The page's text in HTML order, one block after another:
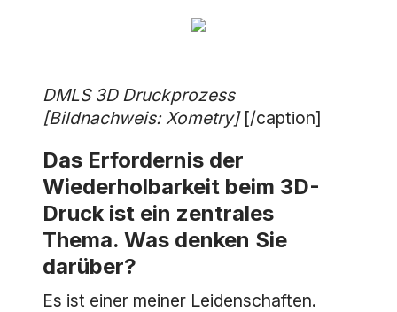
DMLS 3D Druckprozess
[Bildnachweis: Xometry] [/caption]
Das Erfordernis der
Wiederholbarkeit beim 3D-
Druck ist ein zentrales
Thema. Was denken Sie
darüber?
Es ist einer meiner Leidenschaften.